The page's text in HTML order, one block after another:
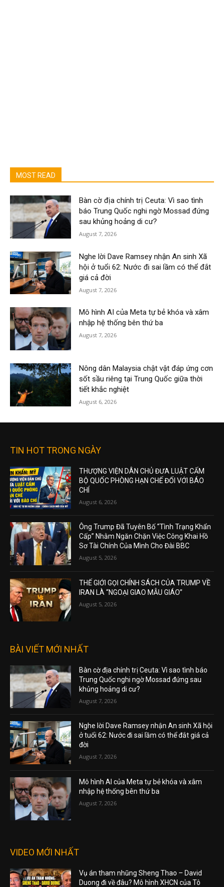
MOST READ
Bàn cờ địa chính trị Ceuta: Vì sao tình
báo Trung Quốc nghi ngờ Mossad đứng
sau khủng hoảng di cư?
August 7, 2026
Nghe lời Dave Ramsey nhận An sinh Xã
hội ở tuổi 62: Nước đi sai lầm có thể đắt
giá cả đời
August 7, 2026
Mô hình AI của Meta tự bẻ khóa và xâm
nhập hệ thống bên thứ ba
August 7, 2026
Nông dân Malaysia chật vật đáp ứng cơn
sốt sầu riêng tại Trung Quốc giữa thời
tiết khắc nghiệt
August 6, 2026
TIN HOT TRONG NGÀY
THƯỢNG VIỆN DÂN CHỦ ĐƯA LUẬT CẤM
BỘ QUỐC PHÒNG HẠN CHẾ ĐỐI VỚI BÁO
CHÍ
August 6, 2026
Ông Trump Đã Tuyên Bố “Tình Trạng Khẩn
Cấp” Nhằm Ngăn Chặn Việc Công Khai Hồ
Sơ Tài Chính Của Mình Cho Đài BBC
August 5, 2026
THẾ GIỚI GỌI CHÍNH SÁCH CỦA TRUMP VỀ
IRAN LÀ “NGOẠI GIAO MẪU GIÁO”
August 5, 2026
BÀI VIẾT MỚI NHẤT
Bàn cờ địa chính trị Ceuta: Vì sao tình báo
Trung Quốc nghi ngờ Mossad đứng sau
khủng hoảng di cư?
August 7, 2026
Nghe lời Dave Ramsey nhận An sinh Xã hội
ở tuổi 62: Nước đi sai lầm có thể đắt giá cả
đời
August 7, 2026
Mô hình AI của Meta tự bẻ khóa và xâm
nhập hệ thống bên thứ ba
August 7, 2026
VIDEO MỚI NHẤT
Vụ án tham nhũng Sheng Thao – David
Duong đi về đâu? Mô hình XHCN của Tô